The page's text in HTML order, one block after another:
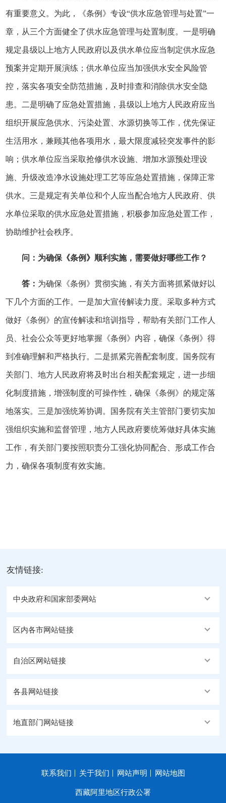
有重要意义。为此，《条例》专设“供水应急管理与处置”一
章，从三个方面健全了供水应急管理与处置制度。一是明确
规定县级以上地方人民政府以及供水单位应当制定供水应急
预案并定期开展演练；供水单位应当加强供水安全风险管
控，落实各项安全防范措施，及时排查和消除供水安全隐
患。二是明确了应急处置措施，县级以上地方人民政府应当
组织开展应急供水、污染处置、水源切换等工作，优先保证
生活用水，兼顾其他各项用水，最大限度减轻突发事件的影
响；供水单位应当采取抢修供水设施、增加水源预处理设
施、升级改造净水设施处理工艺等应急处置措施，保障正常
供水。三是规定有关单位和个人应当配合地方人民政府、供
水单位采取的供水应急处置措施，积极参加应急处置工作，
协助维护社会秩序。
问：为确保《条例》顺利实施，需要做好哪些工作？
答： 为确保《条例》贯彻实施，有关方面将抓紧做好以
下几个方面的工作。一是加大宣传解读力度。采取多种方式
做好《条例》的宣传解读和培训指导，帮助有关部门工作人
员、社会公众等更好地掌握《条例》内容，确保《条例》得
到准确理解和严格执行。二是抓紧完善配套制度。国务院有
关部门、地方人民政府将及时出台相关配套规定，进一步细
化制度措施，增强制度的可操作性，确保《条例》的规定落
地落实。三是加强统筹协调。国务院有关主管部门要切实加
强组织实施和监督管理，地方人民政府要统筹做好具体实施
工作，有关部门要按照职责分工强化协同配合、形成工作合
力，确保各项制度有效实施。
友情链接:
中央政府和国家部委网站
区内各市网站链接
自治区网站链接
各县网站链接
地直部门网站链接
联系我们 关于我们 网站声明 网站地图
西藏阿里地区行政公署